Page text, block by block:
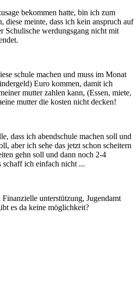
bekommen hatte, bin ich zum
diese meinte, dass ich kein anspruch auf
Schulische werdungsgang nicht mit
schule machen und muss im Monat
Euro kommen, damit ich
mutter zahlen kann, (Essen, miete,
mutter die kosten nicht decken!
dass ich abendschule machen soll und
aber ich sehe das jetzt schon scheitern
gehn soll und dann noch 2-4
schaff ich einfach nicht ...
unterstützung, Jugendamt
es da keine möglichkeit?